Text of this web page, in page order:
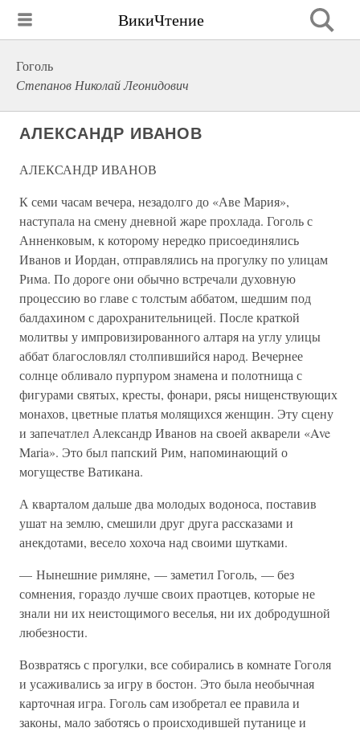
ВикиЧтение
Гоголь
Степанов Николай Леонидович
АЛЕКСАНДР ИВАНОВ
АЛЕКСАНДР ИВАНОВ
К семи часам вечера, незадолго до «Аве Мария»,
наступала на смену дневной жаре прохлада. Гоголь с
Анненковым, к которому нередко присоединялись
Иванов и Иордан, отправлялись на прогулку по улицам
Рима. По дороге они обычно встречали духовную
процессию во главе с толстым аббатом, шедшим под
балдахином с дарохранительницей. После краткой
молитвы у импровизированного алтаря на углу улицы
аббат благословлял столпившийся народ. Вечернее
солнце обливало пурпуром знамена и полотнища с
фигурами святых, кресты, фонари, рясы нищенствующих
монахов, цветные платья молящихся женщин. Эту сцену
и запечатлел Александр Иванов на своей акварели «Ave
Maria». Это был папский Рим, напоминающий о
могуществе Ватикана.
А кварталом дальше два молодых водоноса, поставив
ушат на землю, смешили друг друга рассказами и
анекдотами, весело хохоча над своими шутками.
— Нынешние римляне, — заметил Гоголь, — без
сомнения, гораздо лучше своих праотцев, которые не
знали ни их неистощимого веселья, ни их добродушной
любезности.
Возвратясь с прогулки, все собирались в комнате Гоголя
и усаживались за игру в бостон. Это была необычная
карточная игра. Гоголь сам изобретал ее правила и
законы, мало заботясь о происходившей путанице и